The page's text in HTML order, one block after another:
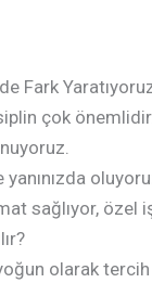
Fark
çok önemlidir.
sağlıyor, özel
olarak